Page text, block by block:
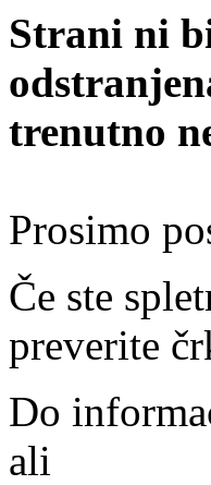
Strani ni
trenutno
Prosimo
Če ste
preverite
Do
ali